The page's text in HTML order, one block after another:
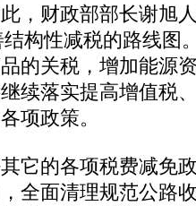
，财政部部长谢旭
构性减税的路线图
的关税，增加能源
续落实提高增值税
项政策。
的各项税费减免
全面清理规范公路